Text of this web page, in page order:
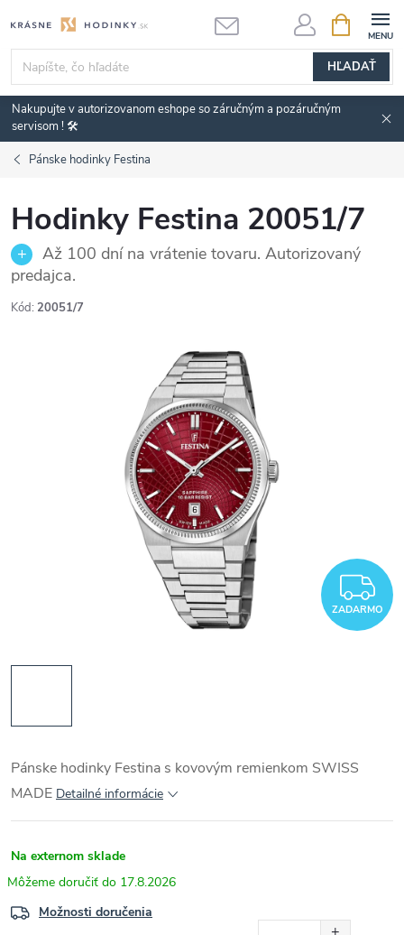
na
obsah
HĽADAŤ
KOŠÍK
Nakupujte v autorizovanom eshope so záručným a pozáručným
servisom ! 🛠️
Pánske hodinky Festina
Hodinky Festina 20051/7
Až 100 dní na vrátenie tovaru. Autorizovaný
predajca.
Kód: 20051/7
ZADARMO
Pánske hodinky Festina s kovovým remienkom SWISS
MADE Detailné informácie
Na externom sklade
17.8.2026
Možnosti doručenia